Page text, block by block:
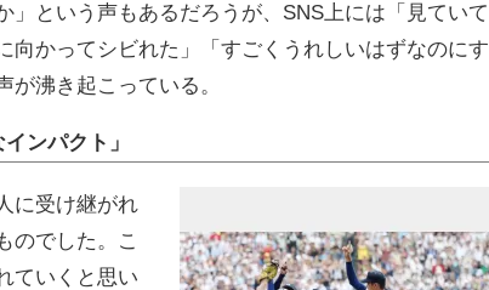
」という声もあるだろうが、SNS上には「見ていて
向かってシビれた」「すごくうれしいはずなのにす
が沸き起こっている。
ンパクト」
に受け継がれ
のでした。こ
ていくと思い